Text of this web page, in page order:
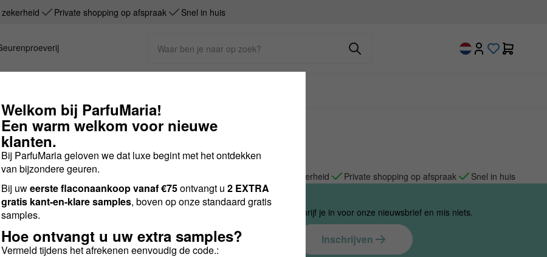
Private shopping op afspraak Snel in huis
Luxe nichegeuren op één plek Sample eerst, koop met zekerheid Private shopping op afspraak Snel in huis
indien je vragen hebt, we're here
Blijf op de hoogte
Blijf op de hoogte van nieuws en acties. Schrijf je in voor onze nieuwsbrief en mis niets.
Inschrijven
Welkom bij ParfuMaria!
Een warm welkom voor nieuwe
klanten.
Bij ParfuMaria geloven we dat luxe begint met het ontdekken
van bijzondere geuren.
Bij uweerste flaconaankoop vanaf €75ontvangt u 2 EXTRA
gratis kant-en-klare samples, boven op onze standaard gratis
samples.
Hoe ontvangt u uw extra samples?
Vermeld tijdens het afrekenen eenvoudig de code.: